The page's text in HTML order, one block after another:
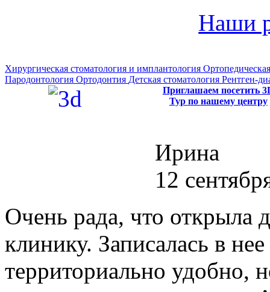
Наши
Хирургическая стоматология и имплантология
Пародонтология Ортодонтия Детская стоматология Рентген-
Приглашаем посетить
Тур по нашему центру
Ирина
12
Очень рада, что открыла
клинику. Записалась в
территориально удобно,